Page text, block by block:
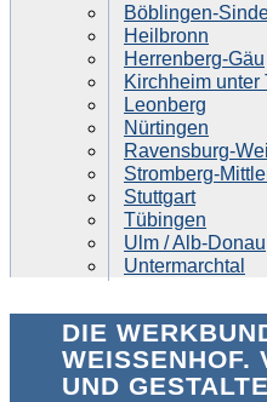
Böblingen-
Heilbronn
Herrenberg-Gäu
Kirchheim unter
Leonberg
Nürtingen
Ravensburg-
Stromberg-
Stuttgart
Tübingen
Ulm / Alb-Donau
Untermarchtal
DIE
WEISSENHOF.
ND GESTALTEN